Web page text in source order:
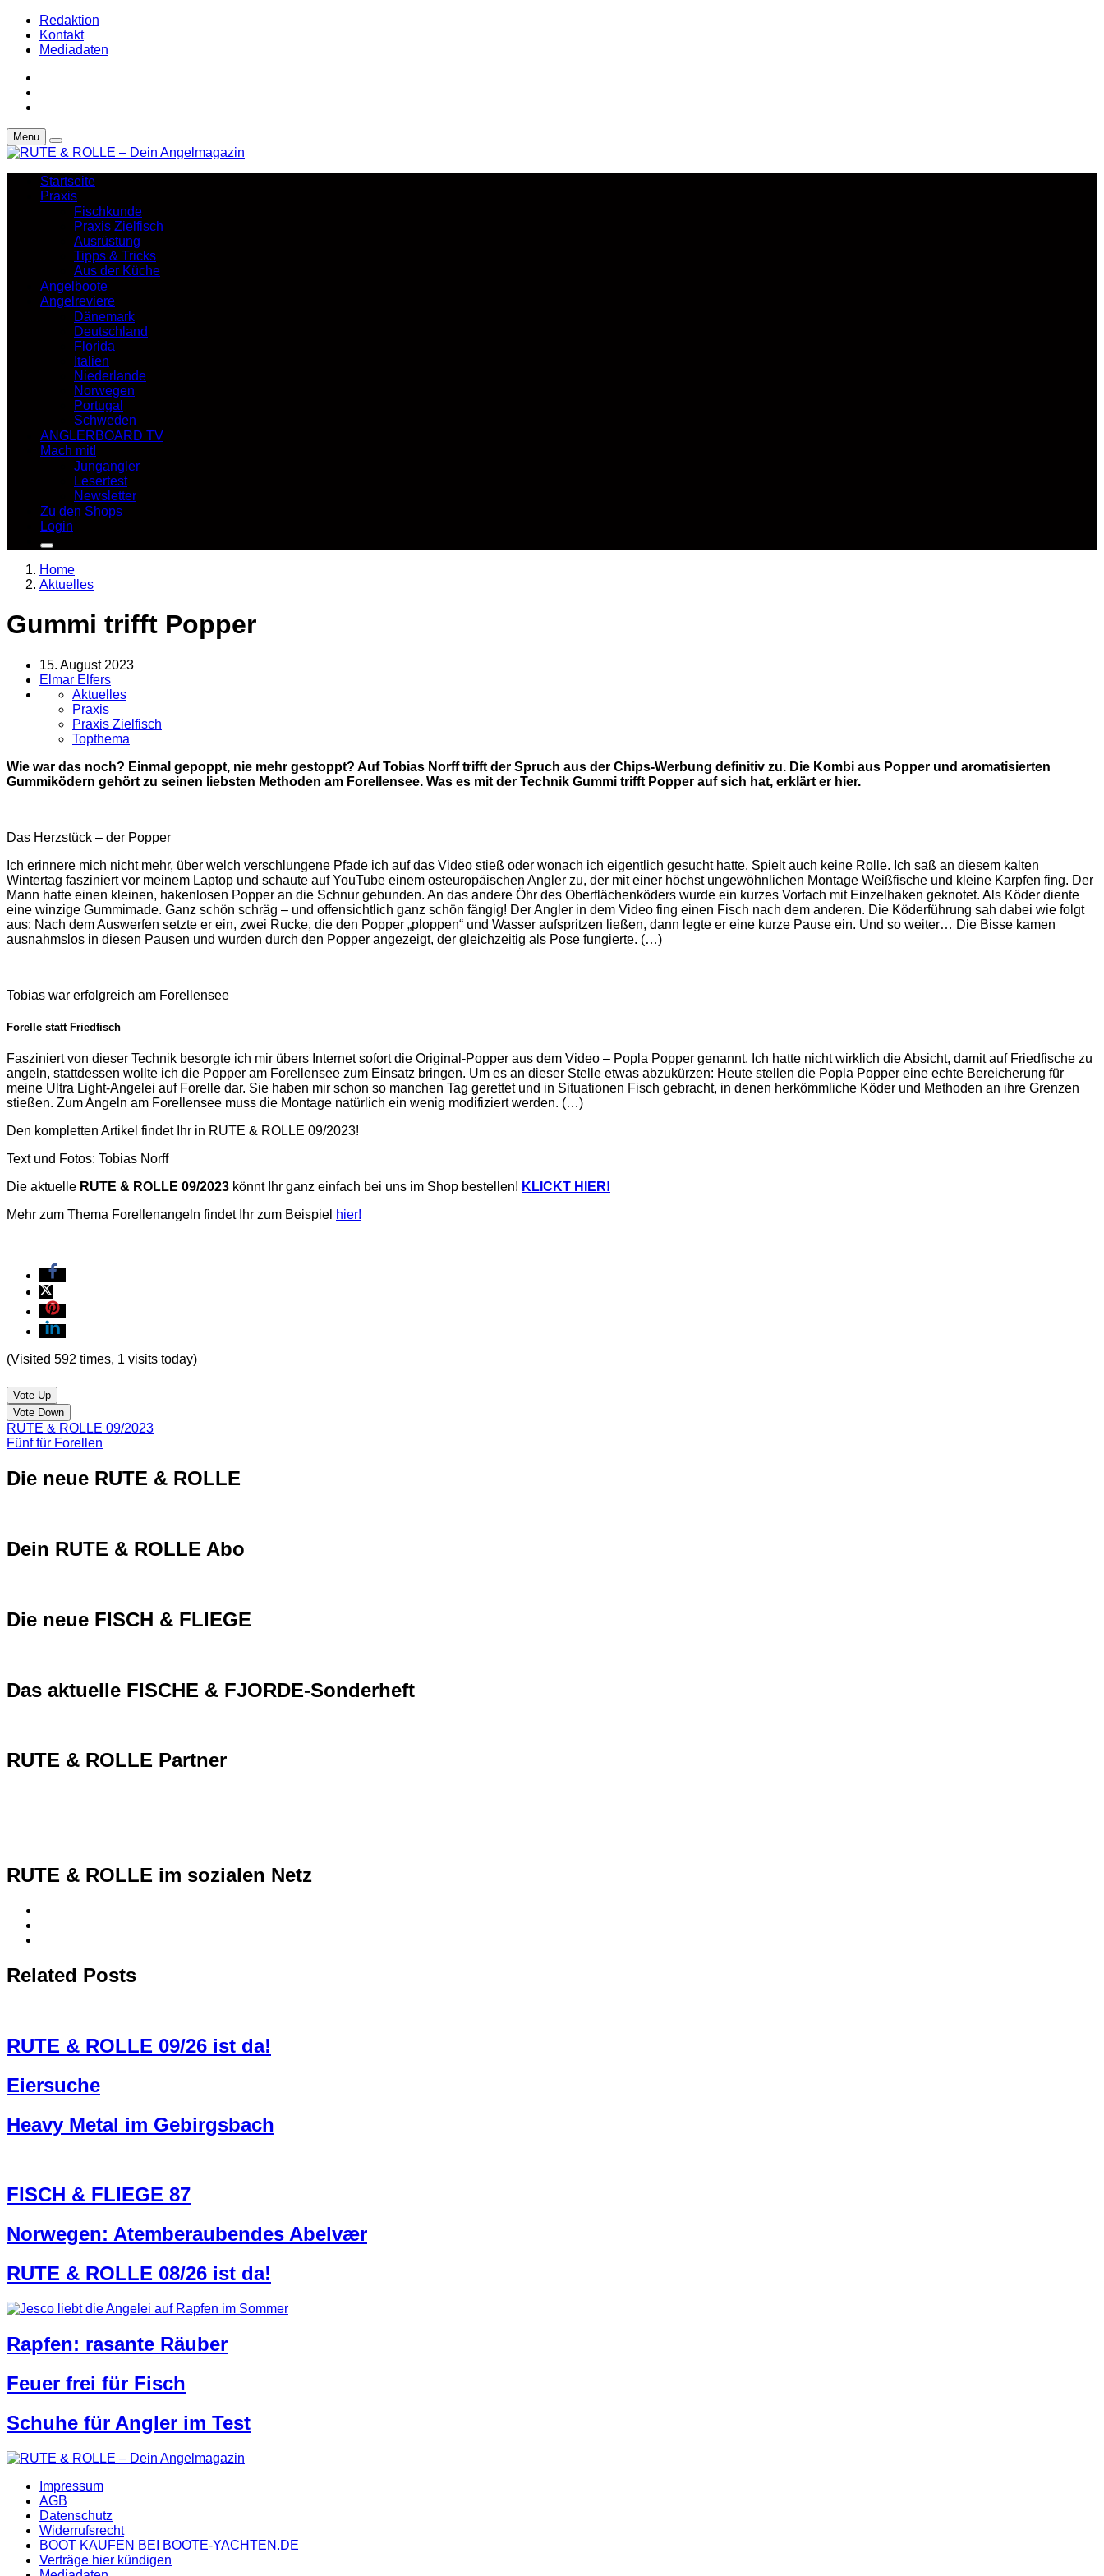
Redaktion
Kontakt
Mediadaten
Menu
Startseite
Praxis
Fischkunde
Praxis Zielfisch
Ausrüstung
Tipps & Tricks
Aus der Küche
Angelboote
Angelreviere
Dänemark
Deutschland
Florida
Italien
Niederlande
Norwegen
Portugal
Schweden
ANGLERBOARD TV
Mach mit!
Jungangler
Lesertest
Newsletter
Zu den Shops
Login
Home
Aktuelles
Gummi trifft Popper
15. August 2023
Elmar Elfers
Aktuelles
Praxis
Praxis Zielfisch
Topthema
Wie war das noch? Einmal gepoppt, nie mehr gestoppt? Auf Tobias Norff trifft der Spruch aus der Chips-Werbung definitiv zu. Die Kombi aus Popper und aromatisierten
Gummiködern gehört zu seinen liebsten Methoden am Forellensee. Was es mit der Technik Gummi trifft Popper auf sich hat, erklärt er hier.
Das Herzstück – der Popper
Ich erinnere mich nicht mehr, über welch verschlungene Pfade ich auf das Video stieß oder wonach ich eigentlich gesucht hatte. Spielt auch keine Rolle. Ich saß an diesem kalten
Wintertag fasziniert vor meinem Laptop und schaute auf YouTube einem osteuropäischen Angler zu, der mit einer höchst ungewöhnlichen Montage Weißfische und kleine Karpfen fing. Der
Mann hatte einen kleinen, hakenlosen Popper an die Schnur gebunden. An das andere Öhr des Oberflächenköders wurde ein kurzes Vorfach mit Einzelhaken geknotet. Als Köder diente
eine winzige Gummimade. Ganz schön schräg – und offensichtlich ganz schön fängig! Der Angler in dem Video fing einen Fisch nach dem anderen. Die Köderführung sah dabei wie folgt
aus: Nach dem Auswerfen setzte er ein, zwei Rucke, die den Popper „ploppen“ und Wasser aufspritzen ließen, dann legte er eine kurze Pause ein. Und so weiter… Die Bisse kamen
ausnahmslos in diesen Pausen und wurden durch den Popper angezeigt, der gleichzeitig als Pose fungierte. (…)
Tobias war erfolgreich am Forellensee
Forelle statt Friedfisch
Fasziniert von dieser Technik besorgte ich mir übers Internet sofort die Original-Popper aus dem Video – Popla Popper genannt. Ich hatte nicht wirklich die Absicht, damit auf Friedfische zu
angeln, stattdessen wollte ich die Popper am Forellensee zum Einsatz bringen. Um es an dieser Stelle etwas abzukürzen: Heute stellen die Popla Popper eine echte Bereicherung für
meine Ultra Light-Angelei auf Forelle dar. Sie haben mir schon so manchen Tag gerettet und in Situationen Fisch gebracht, in denen herkömmliche Köder und Methoden an ihre Grenzen
stießen. Zum Angeln am Forellensee muss die Montage natürlich ein wenig modifiziert werden. (…)
Den kompletten Artikel findet Ihr in RUTE & ROLLE 09/2023!
Text und Fotos: Tobias Norff
Die aktuelle RUTE & ROLLE 09/2023 könnt Ihr ganz einfach bei uns im Shop bestellen! KLICKT HIER!
Mehr zum Thema Forellenangeln findet Ihr zum Beispiel hier!
(Visited 592 times, 1 visits today)
Vote Up
Vote Down
RUTE & ROLLE 09/2023
Fünf für Forellen
Die neue RUTE & ROLLE
Dein RUTE & ROLLE Abo
Die neue FISCH & FLIEGE
Das aktuelle FISCHE & FJORDE-Sonderheft
RUTE & ROLLE Partner
RUTE & ROLLE im sozialen Netz
Related Posts
RUTE & ROLLE 09/26 ist da!
Eiersuche
Heavy Metal im Gebirgsbach
FISCH & FLIEGE 87
Norwegen: Atemberaubendes Abelvær
RUTE & ROLLE 08/26 ist da!
Rapfen: rasante Räuber
Feuer frei für Fisch
Schuhe für Angler im Test
Impressum
AGB
Datenschutz
Widerrufsrecht
BOOT KAUFEN BEI BOOTE-YACHTEN.DE
Verträge hier kündigen